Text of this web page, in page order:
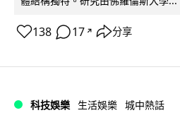
138 17 ↗ 分享
科技娛樂 生活娛樂 城中熱話